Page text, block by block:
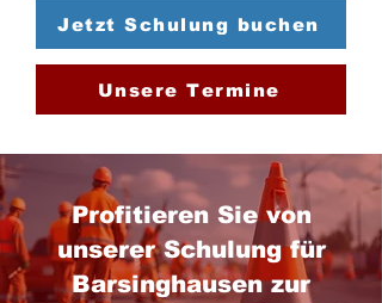
Jetzt Schulung buchen
Unsere Termine
Profitieren Sie von
unserer Schulung für
Barsinghausen zur